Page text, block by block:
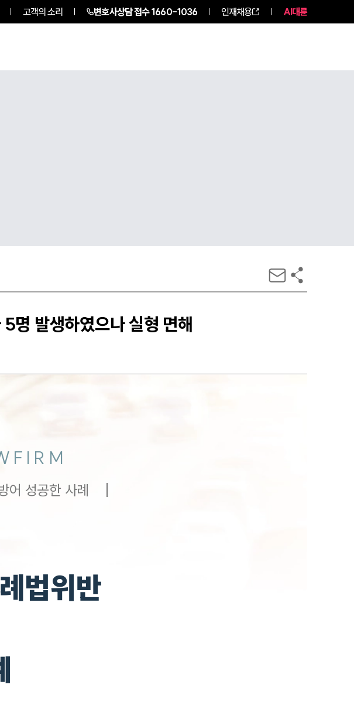
고객의 소리 변호사상담 접수1660-1036 인재채용 AI대륜
명 발생하였으나 실형 면해
어 성공한 사례
법위반